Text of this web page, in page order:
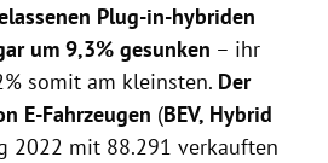
Plug-in-hybriden
um 9,3% gesunken – ihr
somit am kleinsten. Der
E-Fahrzeugen (BEV, Hybrid
2022 mit 88.291 verkauften